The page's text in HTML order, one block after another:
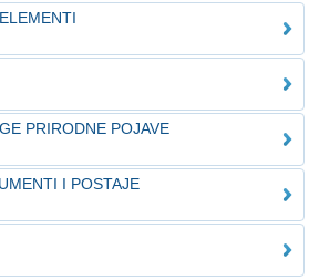
PRIRODNE POJAVE
I POSTAJE